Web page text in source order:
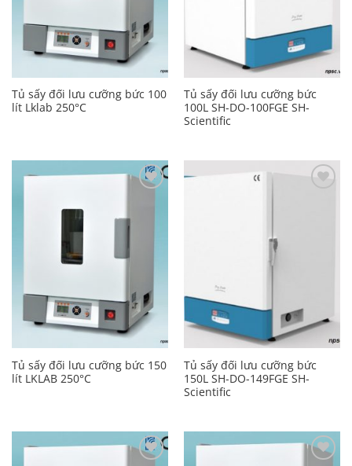
Tủ sấy đối lưu cưỡng bức 100
lít Lklab 250°C
Tủ sấy đối lưu cưỡng bức
100L SH-DO-100FGE SH-
Scientific
Tủ sấy đối lưu cưỡng bức 150
lít LKLAB 250°C
Tủ sấy đối lưu cưỡng bức
150L SH-DO-149FGE SH-
Scientific